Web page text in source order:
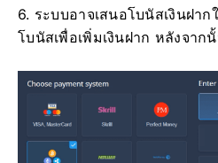
6. ระบบอาจเสนอโบนัสเงินฝา
โบนัสเพื่อเพิ่มเงินฝาก หลังจาก